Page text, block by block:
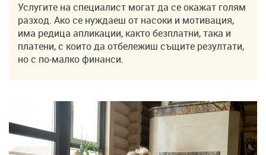
Услугите на специалист могат да се окажат голям
разход. Ако се нуждаеш от насоки и мотивация,
има редица апликации, както безплатни, така и
платени, с които да отбележиш същите резултати,
но с по-малко финанси.